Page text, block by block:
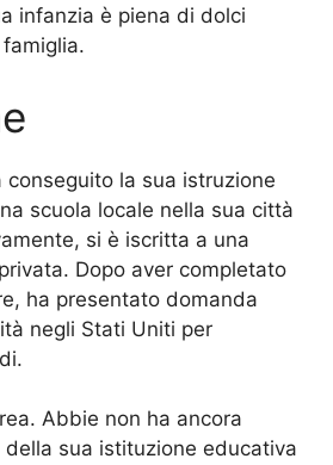
infanzia è piena di dolci
la sua istruzione
scuola locale nella sua città
si è iscritta a una
Dopo aver completato
ha presentato domanda
negli Stati Uniti per
Abbie non ha ancora
sua istituzione educativa